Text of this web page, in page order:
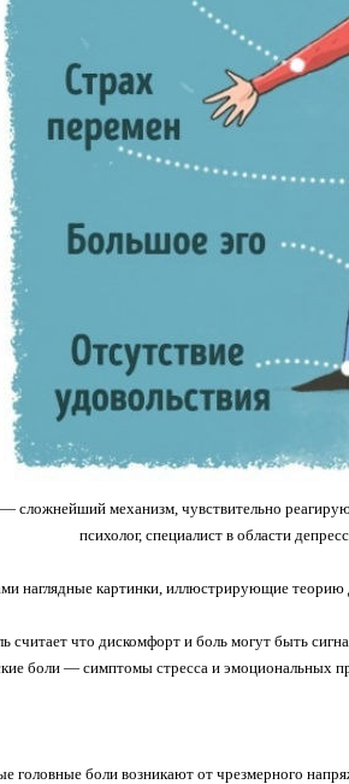
сложнейший механизм, чувствительно
психолог, специалист в области
наглядные картинки, иллюстрирующие теорию
считает что дискомфорт и боль могут быть
боли — симптомы стресса и эмоциональных
головные боли возникают от чрезмерного